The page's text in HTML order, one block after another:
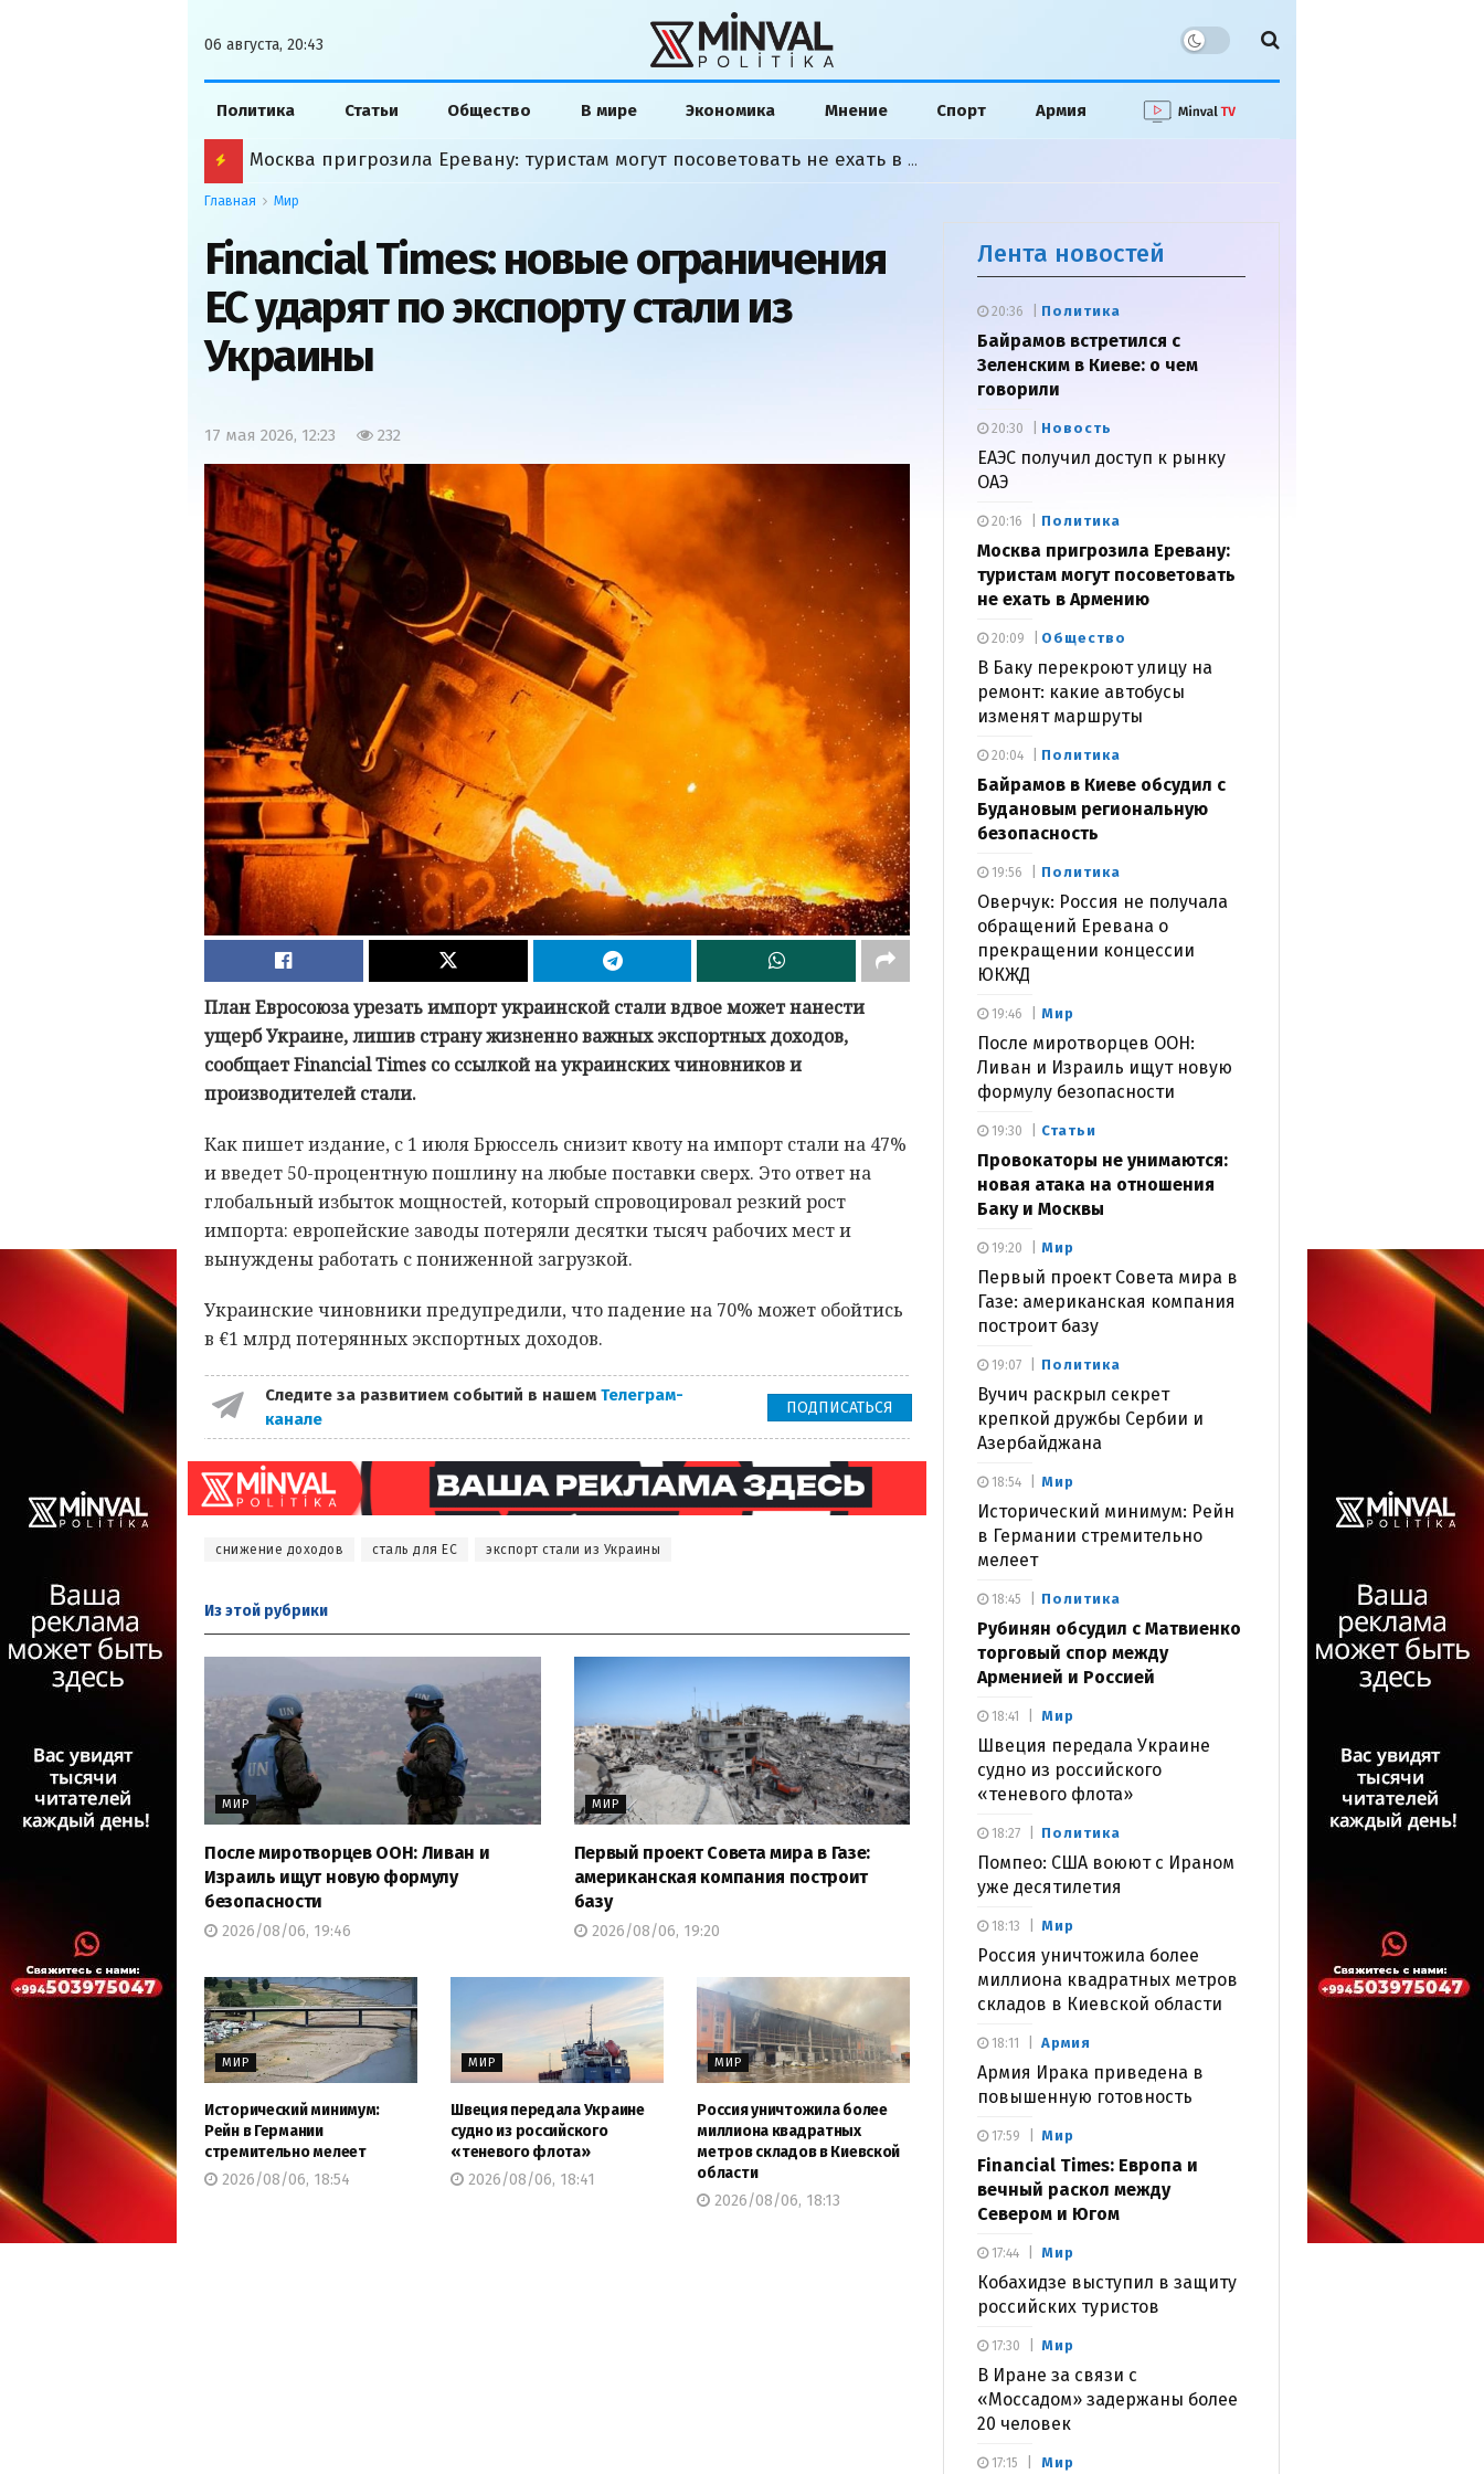
06 августа, 20:43
Политика Статьи Общество В мире Экономика Мнение Спорт Армия
Москва пригрозила Еревану: туристам могут посоветовать не ехать в Армению
Главная Мир
Financial Times: новые ограничения
ЕС ударят по экспорту стали из
Украины
17 мая 2026, 12:23 232
План Евросоюза урезать импорт украинской стали вдвое может нанести
ущерб Украине, лишив страну жизненно важных экспортных доходов,
сообщает Financial Times со ссылкой на украинских чиновников и
производителей стали.
Как пишет издание, с 1 июля Брюссель снизит квоту на импорт стали на 47%
и введет 50-процентную пошлину на любые поставки сверх. Это ответ на
глобальный избыток мощностей, который спровоцировал резкий рост
импорта: европейские заводы потеряли десятки тысяч рабочих мест и
вынуждены работать с пониженной загрузкой.
Украинские чиновники предупредили, что падение на 70% может обойтись
в €1 млрд потерянных экспортных доходов.
Следите за развитием событий в нашем Телеграм-
канале
ПОДПИСАТЬСЯ
снижение доходов сталь для ЕС экспорт стали из Украины
Из этой рубрики
МИР
После миротворцев ООН: Ливан и
Израиль ищут новую формулу
безопасности
2026/08/06, 19:46
МИР
Первый проект Совета мира в Газе:
американская компания построит
базу
2026/08/06, 19:20
МИР
Исторический минимум:
Рейн в Германии
стремительно мелеет
2026/08/06, 18:54
МИР
Швеция передала Украине
судно из российского
«теневого флота»
2026/08/06, 18:41
МИР
Россия уничтожила более
миллиона квадратных
метров складов в Киевской
области
2026/08/06, 18:13
Лента новостей
Политика
Байрамов встретился с
Зеленским в Киеве: о чем
говорили
20:36
Новость
ЕАЭС получил доступ к рынку
ОАЭ
20:30
Политика
Москва пригрозила Еревану:
туристам могут посоветовать
не ехать в Армению
20:16
Общество
В Баку перекроют улицу на
ремонт: какие автобусы
изменят маршруты
20:09
Политика
Байрамов в Киеве обсудил с
Будановым региональную
безопасность
20:04
Политика
Оверчук: Россия не получала
обращений Еревана о
прекращении концессии
ЮКЖД
19:56
Мир
После миротворцев ООН:
Ливан и Израиль ищут новую
формулу безопасности
19:46
Статьи
Провокаторы не унимаются:
новая атака на отношения
Баку и Москвы
19:30
Мир
Первый проект Совета мира в
Газе: американская компания
построит базу
19:20
Политика
Вучич раскрыл секрет
крепкой дружбы Сербии и
Азербайджана
19:07
Мир
Исторический минимум: Рейн
в Германии стремительно
мелеет
18:54
Политика
Рубинян обсудил с Матвиенко
торговый спор между
Арменией и Россией
18:45
Мир
Швеция передала Украине
судно из российского
«теневого флота»
18:41
Политика
Помпео: США воюют с Ираном
уже десятилетия
18:27
Мир
Россия уничтожила более
миллиона квадратных метров
складов в Киевской области
18:13
Армия
Армия Ирака приведена в
повышенную готовность
18:11
Мир
Financial Times: Европа и
вечный раскол между
Севером и Югом
17:59
Мир
Кобахидзе выступил в защиту
российских туристов
17:44
Мир
В Иране за связи с
«Моссадом» задержаны более
20 человек
17:30
Мир
17:15